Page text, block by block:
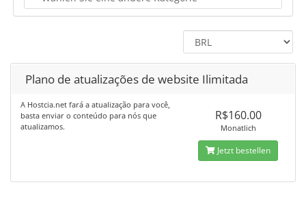
Plano de atualizações de website Ilimitada
A Hostcia.net fará a atualização para você,
basta enviar o conteúdo para nós que
atualizamos.
R$160.00
Monatlich
Jetzt bestellen